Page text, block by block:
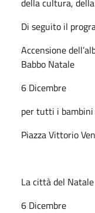
Di seguito il
Accensione
Babbo Natale
6 Dicembre
per tutti i
Piazza Vittorio
La città del Natale
6 Dicembre